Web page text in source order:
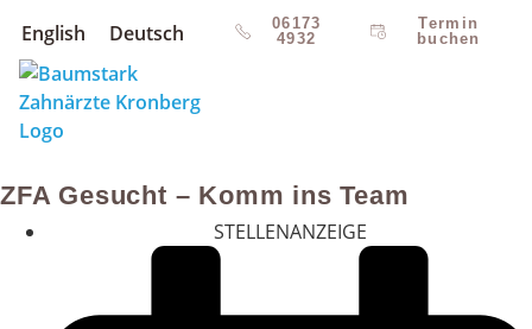
English Deutsch
06173
4932
Termin
buchen
ZFA Gesucht – Komm ins Team
STELLENANZEIGE